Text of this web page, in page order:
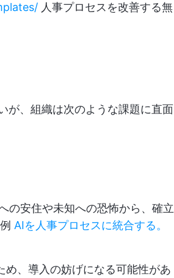
人事プロセスを改善する無
が、組織は次のような課題に直面
の安住や未知への恐怖から、確立
AIを人事プロセスに統合する。
め、導入の妨げになる可能性があ